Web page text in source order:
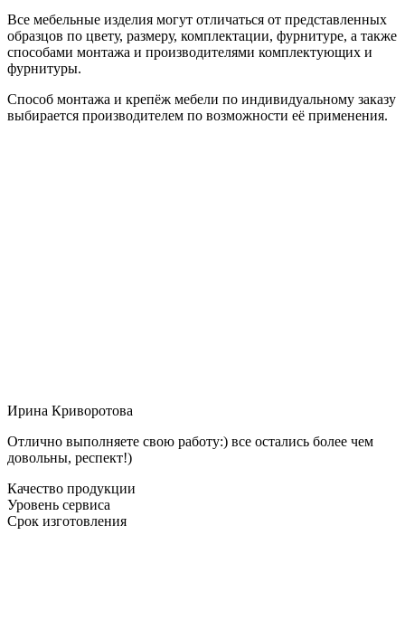
Все мебельные изделия могут отличаться от представленных
образцов по цвету, размеру, комплектации, фурнитуре, а также
способами монтажа и производителями комплектующих и
фурнитуры.
Способ монтажа и крепёж мебели по индивидуальному заказу
выбирается производителем по возможности её применения.
Ирина Криворотова
Отлично выполняете свою работу:) все остались более чем
довольны, респект!)
Качество продукции
Уровень сервиса
Срок изготовления